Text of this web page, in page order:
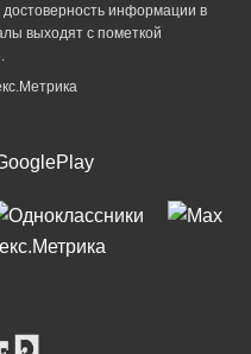
достоверность информации в
выходят с пометкой